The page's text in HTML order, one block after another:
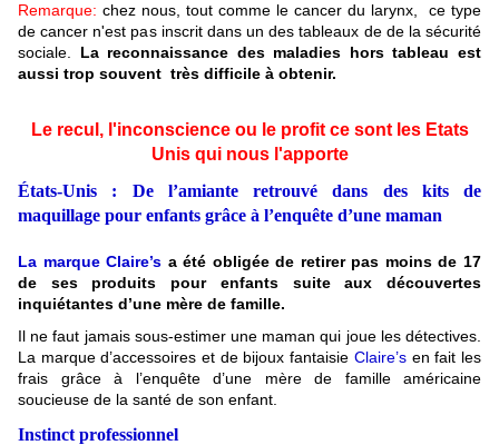
Remarque: chez nous, tout comme le cancer du larynx, ce type
de cancer n'est pas inscrit dans un des tableaux de de la sécurité
sociale. La reconnaissance des maladies hors tableau est
aussi trop souvent très difficile à obtenir.
Le recul, l'inconscience ou le profit ce sont les Etats
Unis qui nous l'apporte
États-Unis : De l’amiante retrouvé dans des kits de
maquillage pour enfants grâce à l’enquête d’une maman
La marque Claire’s a été obligée de retirer pas moins de 17
de ses produits pour enfants suite aux découvertes
inquiétantes d’une mère de famille.
Il ne faut jamais sous-estimer une maman qui joue les détectives.
La marque d’accessoires et de bijoux fantaisie Claire’sen fait les
frais grâce à l’enquête d’une mère de famille américaine
soucieuse de la santé de son enfant.
Instinct professionnel